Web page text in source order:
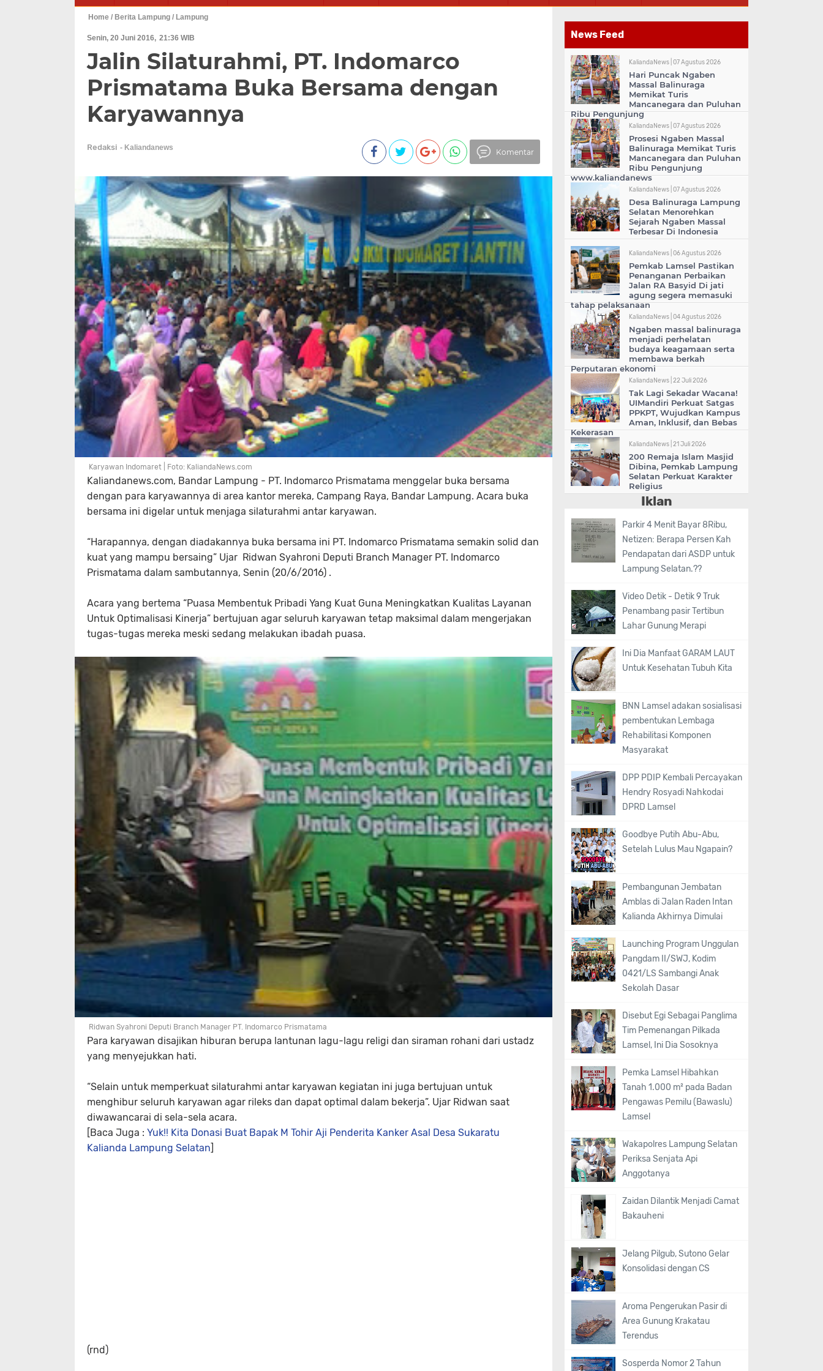
Home / Berita Lampung / Lampung
Senin, 20 Juni 2016 21:36 WIB
Jalin Silaturahmi, PT. Indomarco
Prismatama Buka Bersama dengan
Karyawannya
Redaksi
Komentar
Karyawan Indomaret | Foto: KaliandaNews.com
Kaliandanews.com, Bandar Lampung - PT. Indomarco Prismatama menggelar buka bersama
dengan para karyawannya di area kantor mereka, Campang Raya, Bandar Lampung. Acara buka
bersama ini digelar untuk menjaga silaturahmi antar karyawan.
“Harapannya, dengan diadakannya buka bersama ini PT. Indomarco Prismatama semakin solid dan
kuat yang mampu bersaing” Ujar Ridwan Syahroni Deputi Branch Manager PT. Indomarco
Prismatama dalam sambutannya, Senin (20/6/2016) .
Acara yang bertema “Puasa Membentuk Pribadi Yang Kuat Guna Meningkatkan Kualitas Layanan
Untuk Optimalisasi Kinerja” bertujuan agar seluruh karyawan tetap maksimal dalam mengerjakan
tugas-tugas mereka meski sedang melakukan ibadah puasa.
Ridwan Syahroni Deputi Branch Manager PT. Indomarco Prismatama
Para karyawan disajikan hiburan berupa lantunan lagu-lagu religi dan siraman rohani dari ustadz
yang menyejukkan hati.
“Selain untuk memperkuat silaturahmi antar karyawan kegiatan ini juga bertujuan untuk
menghibur seluruh karyawan agar rileks dan dapat optimal dalam bekerja”. Ujar Ridwan saat
diwawancarai di sela-sela acara.
[Baca Juga : Yuk!! Kita Donasi Buat Bapak M Tohir Aji Penderita Kanker Asal Desa Sukaratu
Kalianda Lampung Selatan]
(rnd)
News Feed
KaliandaNews | 07 Agustus 2026
Hari Puncak Ngaben
Massal Balinuraga
Memikat Turis
Mancanegara dan Puluhan
Ribu Pengunjung
KaliandaNews | 07 Agustus 2026
Prosesi Ngaben Massal
Balinuraga Memikat Turis
Mancanegara dan Puluhan
Ribu Pengunjung
www.kaliandanews
KaliandaNews | 07 Agustus 2026
Desa Balinuraga Lampung
Selatan Menorehkan
Sejarah Ngaben Massal
Terbesar Di Indonesia
KaliandaNews | 06 Agustus 2026
Pemkab Lamsel Pastikan
Penanganan Perbaikan
Jalan RA Basyid Di jati
agung segera memasuki
tahap pelaksanaan
KaliandaNews | 04 Agustus 2026
Ngaben massal balinuraga
menjadi perhelatan
budaya keagamaan serta
membawa berkah
Perputaran ekonomi
KaliandaNews | 22 Juli 2026
Tak Lagi Sekadar Wacana!
UIMandiri Perkuat Satgas
PPKPT, Wujudkan Kampus
Aman, Inklusif, dan Bebas
Kekerasan
KaliandaNews | 21 Juli 2026
200 Remaja Islam Masjid
Dibina, Pemkab Lampung
Selatan Perkuat Karakter
Religius
Iklan
Parkir 4 Menit Bayar 8Ribu,
Netizen: Berapa Persen Kah
Pendapatan dari ASDP untuk
Lampung Selatan.??
Video Detik - Detik 9 Truk
Penambang pasir Tertibun
Lahar Gunung Merapi
Ini Dia Manfaat GARAM LAUT
Untuk Kesehatan Tubuh Kita
BNN Lamsel adakan sosialisasi
pembentukan Lembaga
Rehabilitasi Komponen
Masyarakat
DPP PDIP Kembali Percayakan
Hendry Rosyadi Nahkodai
DPRD Lamsel
Goodbye Putih Abu-Abu,
Setelah Lulus Mau Ngapain?
Pembangunan Jembatan
Amblas di Jalan Raden Intan
Kalianda Akhirnya Dimulai
Launching Program Unggulan
Pangdam II/SWJ, Kodim
0421/LS Sambangi Anak
Sekolah Dasar
Disebut Egi Sebagai Panglima
Tim Pemenangan Pilkada
Lamsel, Ini Dia Sosoknya
Pemka Lamsel Hibahkan
Tanah 1.000 m² pada Badan
Pengawas Pemilu (Bawaslu)
Lamsel
Wakapolres Lampung Selatan
Periksa Senjata Api
Anggotanya
Zaidan Dilantik Menjadi Camat
Bakauheni
Jelang Pilgub, Sutono Gelar
Konsolidasi dengan CS
Aroma Pengerukan Pasir di
Area Gunung Krakatau
Terendus
Sosperda Nomor 2 Tahun